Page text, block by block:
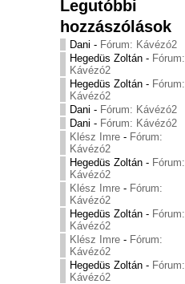
Legutóbbi
hozzászólások
Dani - Fórum: Kávézó2
Hegedüs Zoltán - Fórum:
Kávézó2
Hegedüs Zoltán - Fórum:
Kávézó2
Dani - Fórum: Kávézó2
Dani - Fórum: Kávézó2
Klész Imre - Fórum:
Kávézó2
Hegedüs Zoltán - Fórum:
Kávézó2
Klész Imre - Fórum:
Kávézó2
Hegedüs Zoltán - Fórum:
Kávézó2
Klész Imre - Fórum:
Kávézó2
Hegedüs Zoltán - Fórum:
Kávézó2